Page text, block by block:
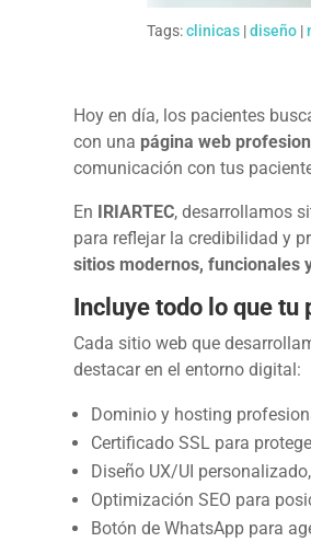
Tags:clinicas |diseño |
Hoy en día, los pacientes
con una página web
comunicación con tus
En IRIARTEC, desarrollamos
para reflejar la credibilidad y
sitios modernos, funcionales
Incluye todo lo que
Cada sitio web que
destacar en el entorno digital:
Dominio y hosting
Certificado SSL para
Diseño UX/UI
Optimización SEO para
Botón de WhatsApp para